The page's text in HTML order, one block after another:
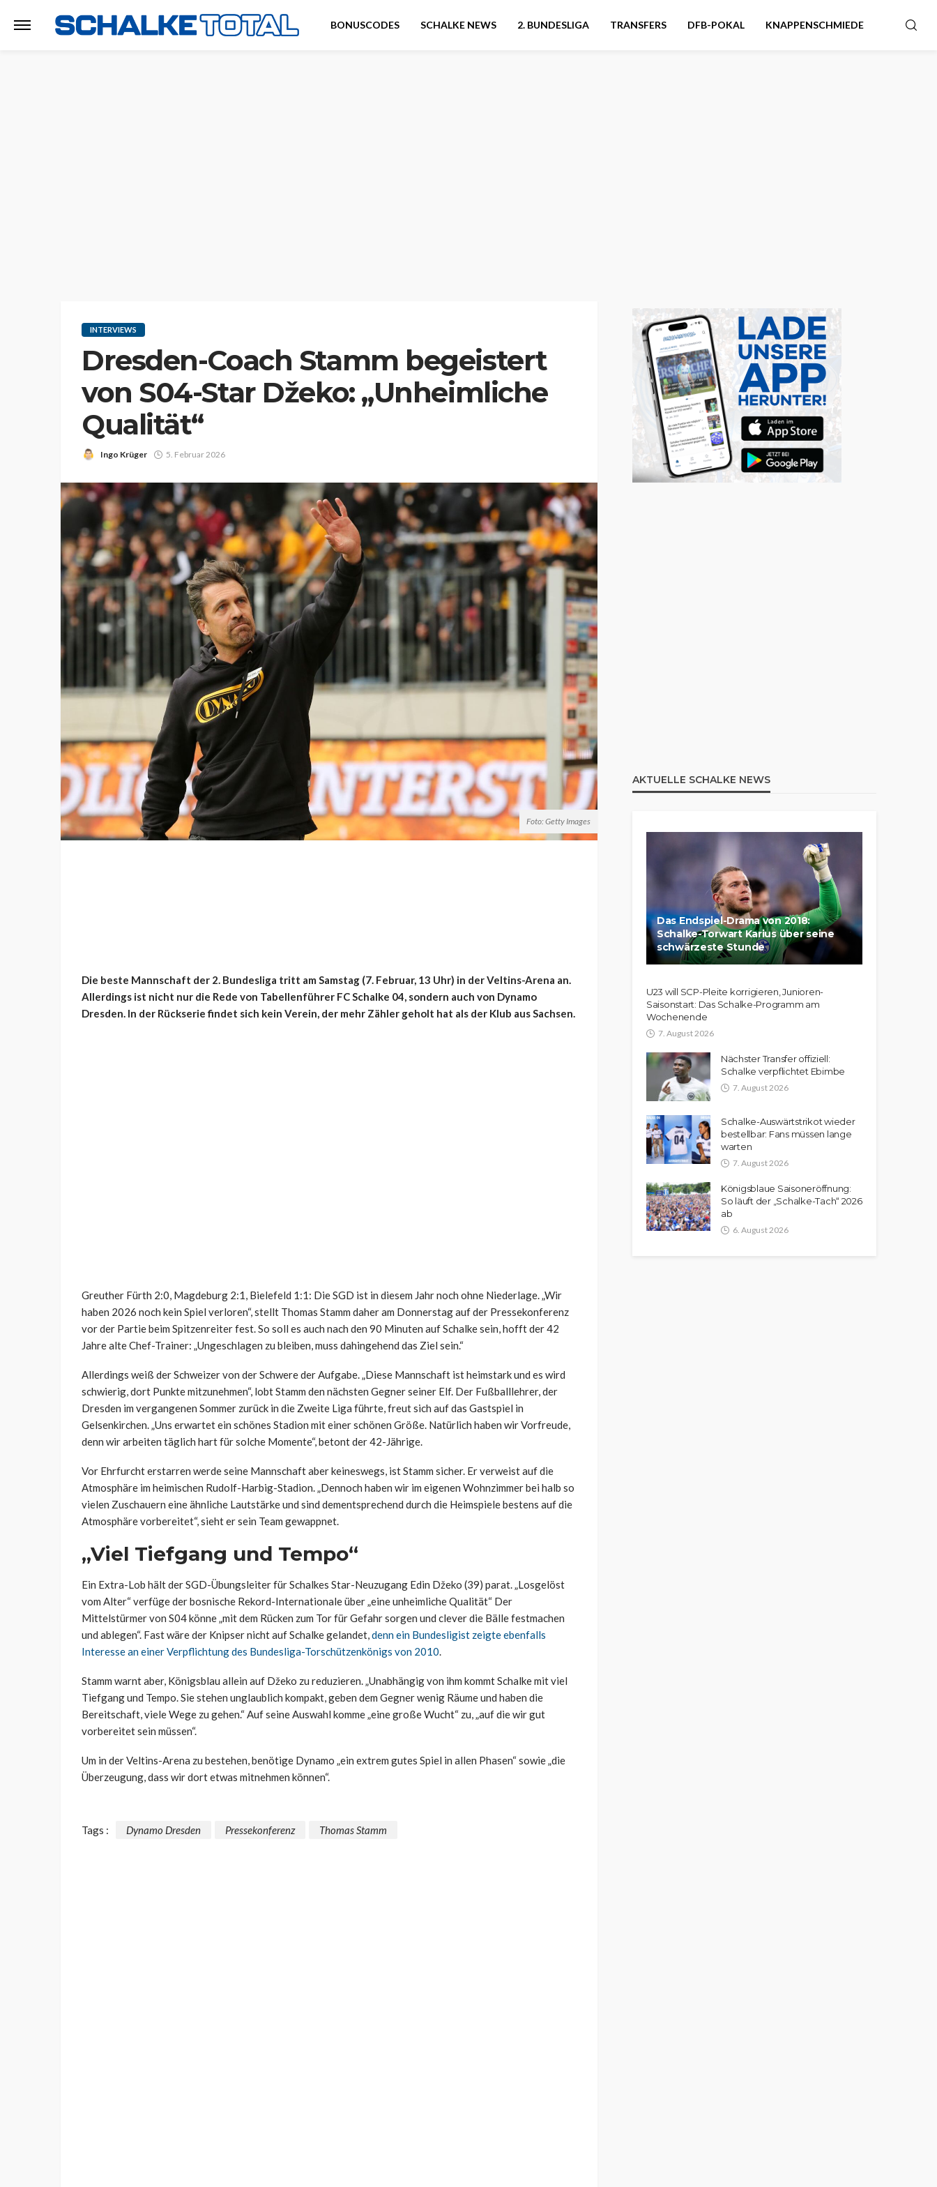
BONUSCODES SCHALKE NEWS 2. BUNDESLIGA TRANSFERS DFB-POKAL KNAPPENSCHMIEDE
INTERVIEWS
Dresden-Coach Stamm begeistert
von S04-Star Džeko: „Unheimliche
Qualität“
Ingo Krüger 5. Februar 2026
Foto: Getty Images
Die beste Mannschaft der 2. Bundesliga tritt am Samstag (7. Februar, 13 Uhr) in der Veltins-Arena an.
Allerdings ist nicht nur die Rede von Tabellenführer FC Schalke 04, sondern auch von Dynamo
Dresden. In der Rückserie findet sich kein Verein, der mehr Zähler geholt hat als der Klub aus Sachsen.
Greuther Fürth 2:0, Magdeburg 2:1, Bielefeld 1:1: Die SGD ist in diesem Jahr noch ohne Niederlage. „Wir
haben 2026 noch kein Spiel verloren“, stellt Thomas Stamm daher am Donnerstag auf der Pressekonferenz
vor der Partie beim Spitzenreiter fest. So soll es auch nach den 90 Minuten auf Schalke sein, hofft der 42
Jahre alte Chef-Trainer: „Ungeschlagen zu bleiben, muss dahingehend das Ziel sein.“
Allerdings weiß der Schweizer von der Schwere der Aufgabe. „Diese Mannschaft ist heimstark und es wird
schwierig, dort Punkte mitzunehmen“, lobt Stamm den nächsten Gegner seiner Elf. Der Fußballlehrer, der
Dresden im vergangenen Sommer zurück in die Zweite Liga führte, freut sich auf das Gastspiel in
Gelsenkirchen. „Uns erwartet ein schönes Stadion mit einer schönen Größe. Natürlich haben wir Vorfreude,
denn wir arbeiten täglich hart für solche Momente“, betont der 42-Jährige.
Vor Ehrfurcht erstarren werde seine Mannschaft aber keineswegs, ist Stamm sicher. Er verweist auf die
Atmosphäre im heimischen Rudolf-Harbig-Stadion. „Dennoch haben wir im eigenen Wohnzimmer bei halb so
vielen Zuschauern eine ähnliche Lautstärke und sind dementsprechend durch die Heimspiele bestens auf die
Atmosphäre vorbereitet“, sieht er sein Team gewappnet.
„Viel Tiefgang und Tempo“
Ein Extra-Lob hält der SGD-Übungsleiter für Schalkes Star-Neuzugang Edin Džeko (39) parat. „Losgelöst
vom Alter“ verfüge der bosnische Rekord-Internationale über „eine unheimliche Qualität“ Der
Mittelstürmer von S04 könne „mit dem Rücken zum Tor für Gefahr sorgen und clever die Bälle festmachen
und ablegen“. Fast wäre der Knipser nicht auf Schalke gelandet,denn ein Bundesligist zeigte ebenfalls
Interesse an einer Verpflichtung des Bundesliga-Torschützenkönigs von 2010.
Stamm warnt aber, Königsblau allein auf Džeko zu reduzieren. „Unabhängig von ihm kommt Schalke mit viel
Tiefgang und Tempo. Sie stehen unglaublich kompakt, geben dem Gegner wenig Räume und haben die
Bereitschaft, viele Wege zu gehen.“ Auf seine Auswahl komme „eine große Wucht“ zu, „auf die wir gut
vorbereitet sein müssen“.
Um in der Veltins-Arena zu bestehen, benötige Dynamo „ein extrem gutes Spiel in allen Phasen“ sowie „die
Überzeugung, dass wir dort etwas mitnehmen können“.
Tags : Dynamo Dresden Pressekonferenz Thomas Stamm
AKTUELLE SCHALKE NEWS
Das Endspiel-Drama von 2018:
Schalke-Torwart Karius über seine
schwärzeste Stunde
U23 will SCP-Pleite korrigieren, Junioren-
Saisonstart: Das Schalke-Programm am
Wochenende
7. August 2026
Nächster Transfer offiziell:
Schalke verpflichtet Ebimbe
7. August 2026
Schalke-Auswärtstrikot wieder
bestellbar: Fans müssen lange
warten
7. August 2026
Königsblaue Saisoneröffnung:
So läuft der „Schalke-Tach“ 2026
ab
6. August 2026